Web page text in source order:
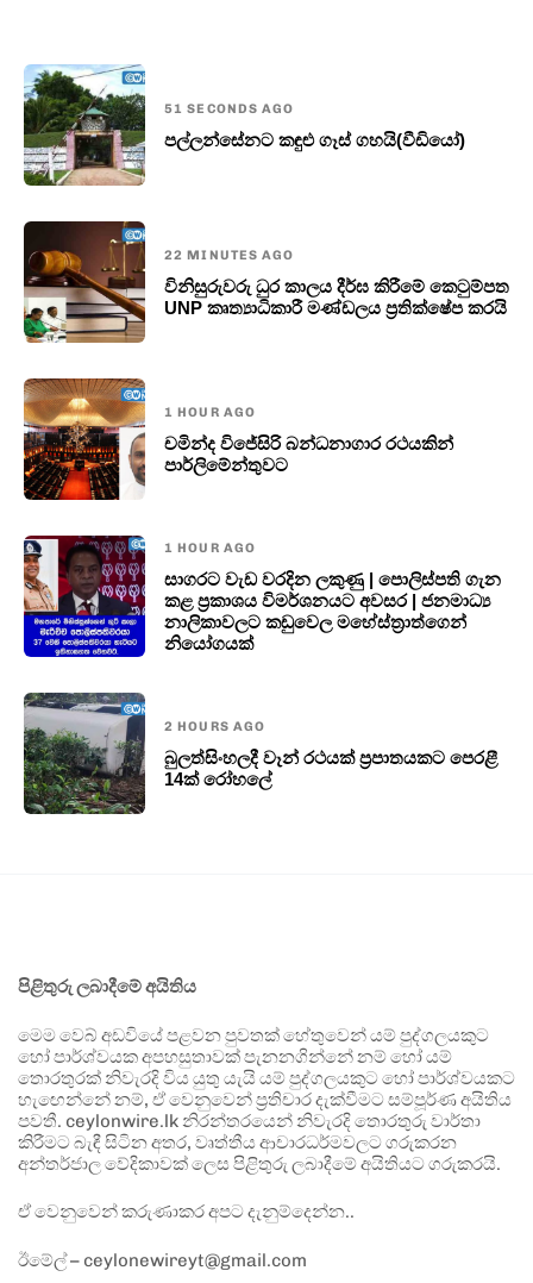
51 SECONDS AGO
පල්ලන්සේනට කඳුළු ගෑස් ගහයි(වීඩියෝ)
22 MINUTES AGO
විනිසුරුවරු ධුර කාලය දීර්ඝ කිරීමේ කෙටුම්පත
UNP කෘත්‍යාධිකාරී මණ්ඩලය ප්‍රතික්ෂේප කරයි
1 HOUR AGO
චමින්ද විජේසිරි බන්ධනාගාර රථයකින්
පාර්ලිමේන්තුවට
1 HOUR AGO
සාගරට වැඩ වරදින ලකුණු | පොලිස්පති ගැන
කළ ප්‍රකාශය විමර්ශනයට අවසර | ජනමාධ්‍ය
නාලිකාවලට කඩුවෙල මහේස්ත්‍රාත්ගෙන්
නියෝගයක්
2 HOURS AGO
බුලත්සිංහලදී වෑන් රථයක් ප්‍රපාතයකට පෙරළී
14ක් රෝහලේ
පිළිතුරු ලබාදීමේ අයිතිය
මෙම වෙබ් අඩවියේ පළවන පුවතක් හේතුවෙන් යම් පුද්ගලයකුට
හෝ පාර්ශ්වයක අපහසුතාවක් පැනනගින්නේ නම් හෝ යම්
තොරතුරක් නිවැරදි විය යුතු යැයි යම් පුද්ගලයකුට හෝ පාර්ශ්වයකට
හැඟෙන්නේ නම්, ඒ වෙනුවෙන් ප්‍රතිචාර දැක්වීමට සම්පූර්ණ අයිතිය
පවතී. ceylonwire.lk නිරන්තරයෙන් නිවැරදි තොරතුරු වාර්තා
කිරීමට බැඳී සිටින අතර, වෘත්තීය ආචාරධර්මවලට ගරුකරන
අන්තර්ජාල වේදිකාවක් ලෙස පිළිතුරු ලබාදීමේ අයිතියට ගරුකරයි.
ඒ වෙනුවෙන් කරුණාකර අපට දැනුම්දෙන්න..
ඊමේල් – ceylonewireyt@gmail.com